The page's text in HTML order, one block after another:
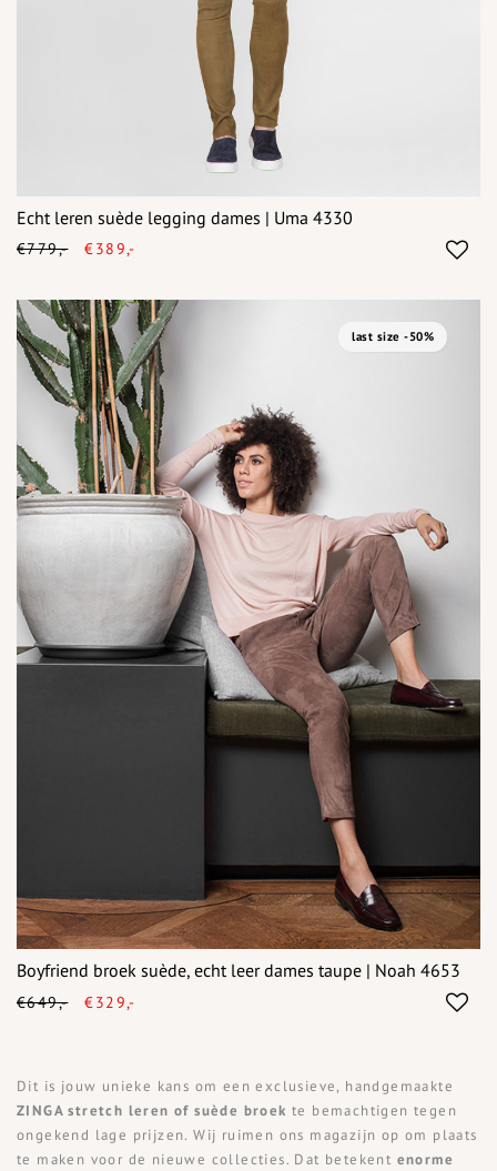
Echt leren suède legging dames | Uma 4330
€779,- €389,-
Boyfriend broek suède, echt leer dames taupe | Noah 4653
€649,- €329,-
last size -50%
Dit is jouw unieke kans om een exclusieve, handgemaakte
ZINGA stretch leren of suède broek te bemachtigen tegen
ongekend lage prijzen. Wij ruimen ons magazijn op om plaats
te maken voor de nieuwe collecties. Dat betekent enorme